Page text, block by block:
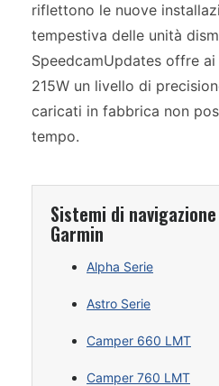
riflettono le nuove
tempestiva delle unità
SpeedcamUpdates offre
215W un livello di
caricati in fabbrica non
tempo.
Sistemi di
Garmin
Alpha Serie
Astro Serie
Camper 660 LMT
Camper 760 LMT